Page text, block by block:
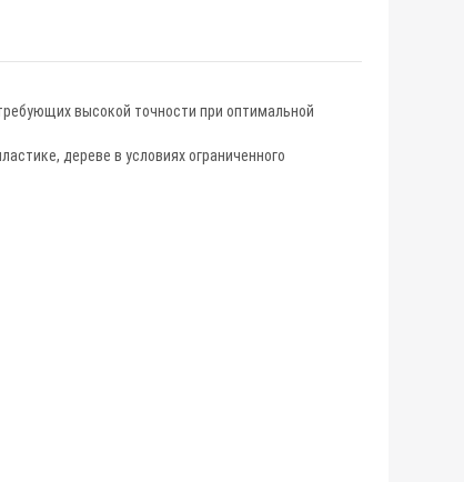
высокой точности при оптимальной
дереве в условиях ограниченного